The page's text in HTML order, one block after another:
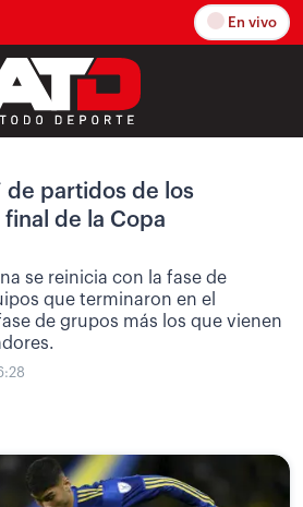
En vivo
de partidos de los
de la Copa
se reinicia con la fase de
que terminaron en el
de grupos más los que vienen